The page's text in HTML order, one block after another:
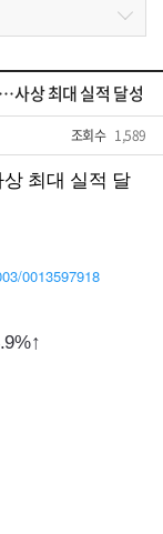
사상 최대 실적 달성
조회수 1,589
최대 실적 달
0013597918